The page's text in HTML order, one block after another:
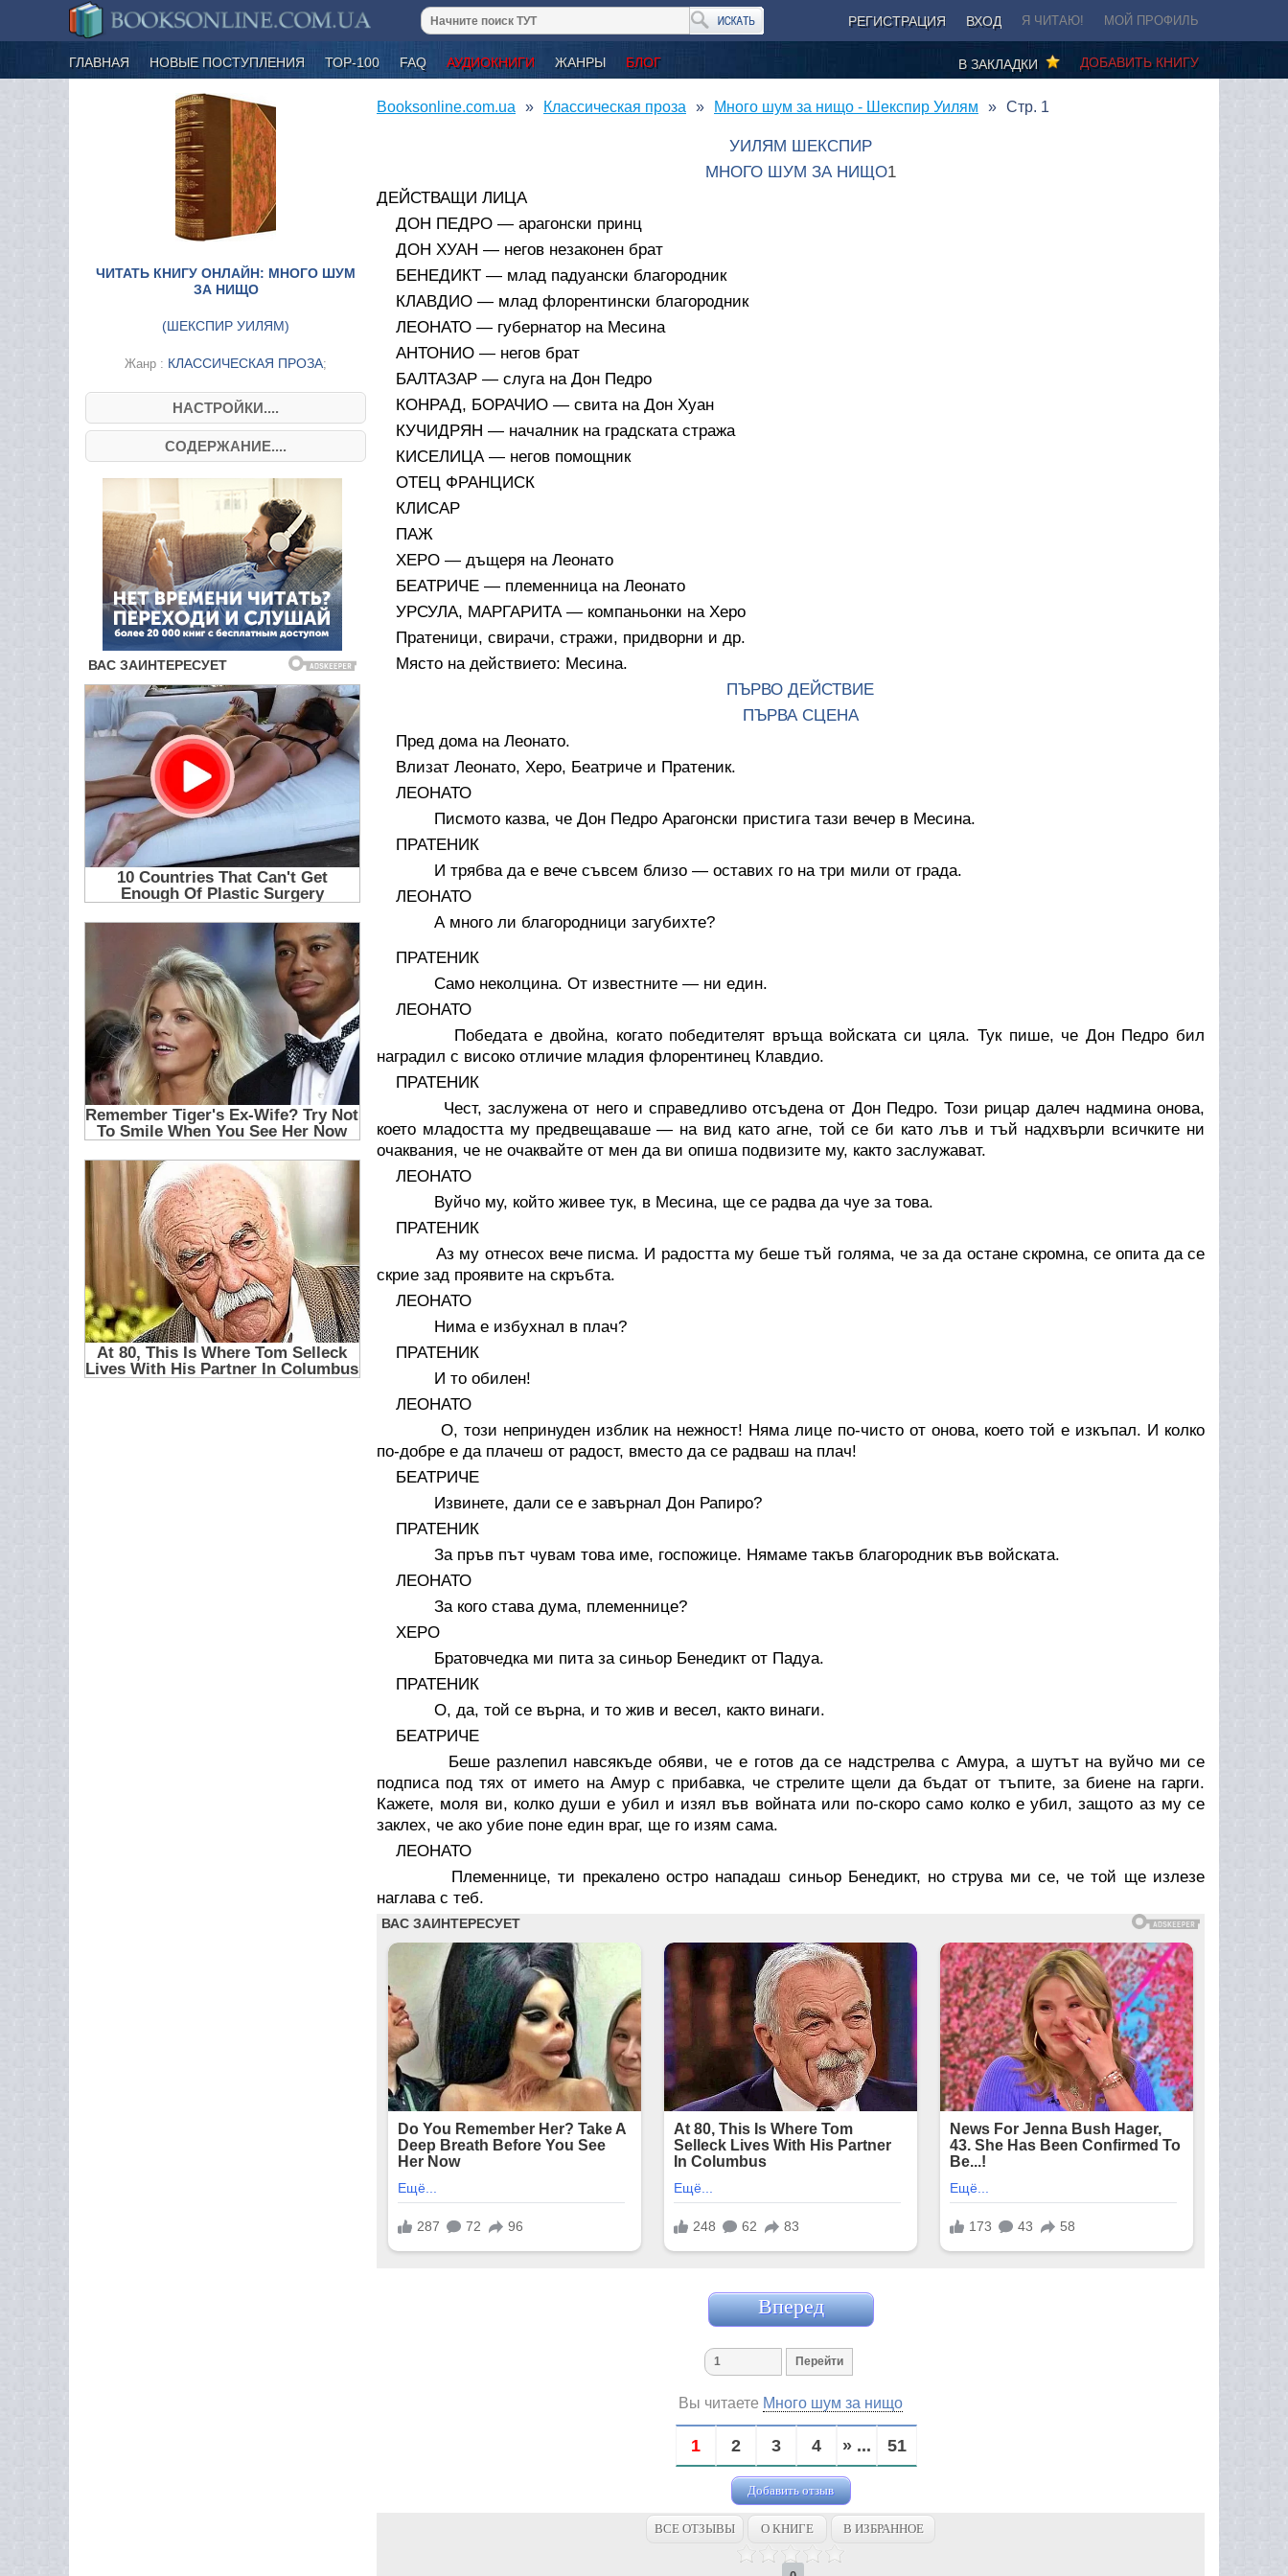
РЕГИСТРАЦИЯ ВХОД Я ЧИТАЮ! МОЙ ПРОФИЛЬ
ГЛАВНАЯ НОВЫЕ ПОСТУПЛЕНИЯ ТОР-100 FAQ АУДИОКНИГИ ЖАНРЫ БЛОГ ДОБАВИТЬ КНИГУ
В ЗАКЛАДКИ
ЧИТАТЬ КНИГУ ОНЛАЙН: МНОГО ШУМ
ЗА НИЩО
(ШЕКСПИР УИЛЯМ)
Жанр : КЛАССИЧЕСКАЯ ПРОЗА;
НАСТРОЙКИ....
СОДЕРЖАНИЕ....
Booksonline.com.ua Классическая проза Много шум за нищо - Шекспир Уилям Стр. 1
УИЛЯМ ШЕКСПИР
МНОГО ШУМ ЗА НИЩО1
ДЕЙСТВАЩИ ЛИЦА
ДОН ПЕДРО — арагонски принц
ДОН ХУАН — негов незаконен брат
БЕНЕДИКТ — млад падуански благородник
КЛАВДИО — млад флорентински благородник
ЛЕОНАТО — губернатор на Месина
АНТОНИО — негов брат
БАЛТАЗАР — слуга на Дон Педро
КОНРАД, БОРАЧИО — свита на Дон Хуан
КУЧИДРЯН — началник на градската стража
КИСЕЛИЦА — негов помощник
ОТЕЦ ФРАНЦИСК
КЛИСАР
ПАЖ
ХЕРО — дъщеря на Леонато
БЕАТРИЧЕ — племенница на Леонато
УРСУЛА, МАРГАРИТА — компаньонки на Херо
Пратеници, свирачи, стражи, придворни и др.
Място на действието: Месина.
ПЪРВО ДЕЙСТВИЕ
ПЪРВА СЦЕНА
Пред дома на Леонато.
Влизат Леонато, Херо, Беатриче и Пратеник.
ЛЕОНАТО
Писмото казва, че Дон Педро Арагонски пристига тази вечер в Месина.
ПРАТЕНИК
И трябва да е вече съвсем близо — оставих го на три мили от града.
ЛЕОНАТО
А много ли благородници загубихте?
ПРАТЕНИК
Само неколцина. От известните — ни един.
ЛЕОНАТО
Победата е двойна, когато победителят връща войската си цяла. Тук пише, че Дон Педро бил
наградил с високо отличие младия флорентинец Клавдио.
ПРАТЕНИК
Чест, заслужена от него и справедливо отсъдена от Дон Педро. Този рицар далеч надмина онова,
което младостта му предвещаваше — на вид като агне, той се би като лъв и тъй надхвърли всичките ни
очаквания, че не очаквайте от мен да ви опиша подвизите му, както заслужават.
ЛЕОНАТО
Вуйчо му, който живее тук, в Месина, ще се радва да чуе за това.
ПРАТЕНИК
Аз му отнесох вече писма. И радостта му беше тъй голяма, че за да остане скромна, се опита да се
скрие зад проявите на скръбта.
ЛЕОНАТО
Нима е избухнал в плач?
ПРАТЕНИК
И то обилен!
ЛЕОНАТО
О, този непринуден изблик на нежност! Няма лице по-чисто от онова, което той е изкъпал. И колко
по-добре е да плачеш от радост, вместо да се радваш на плач!
БЕАТРИЧЕ
Извинете, дали се е завърнал Дон Рапиро?
ПРАТЕНИК
За пръв път чувам това име, госпожице. Нямаме такъв благородник във войската.
ЛЕОНАТО
За кого става дума, племеннице?
ХЕРО
Братовчедка ми пита за синьор Бенедикт от Падуа.
ПРАТЕНИК
О, да, той се върна, и то жив и весел, както винаги.
БЕАТРИЧЕ
Беше разлепил навсякъде обяви, че е готов да се надстрелва с Амура, а шутът на вуйчо ми се
подписа под тях от името на Амур с прибавка, че стрелите щели да бъдат от тъпите, за биене на гарги.
Кажете, моля ви, колко души е убил и изял във войната или по-скоро само колко е убил, защото аз му се
заклех, че ако убие поне един враг, ще го изям сама.
ЛЕОНАТО
Племеннице, ти прекалено остро нападаш синьор Бенедикт, но струва ми се, че той ще излезе
наглава с теб.
Вперед
Вы читаете Много шум за нищо
1 2 3 4 » ... 51
Добавить отзыв
ВСЕ ОТЗЫВЫ О КНИГЕ В ИЗБРАННОЕ